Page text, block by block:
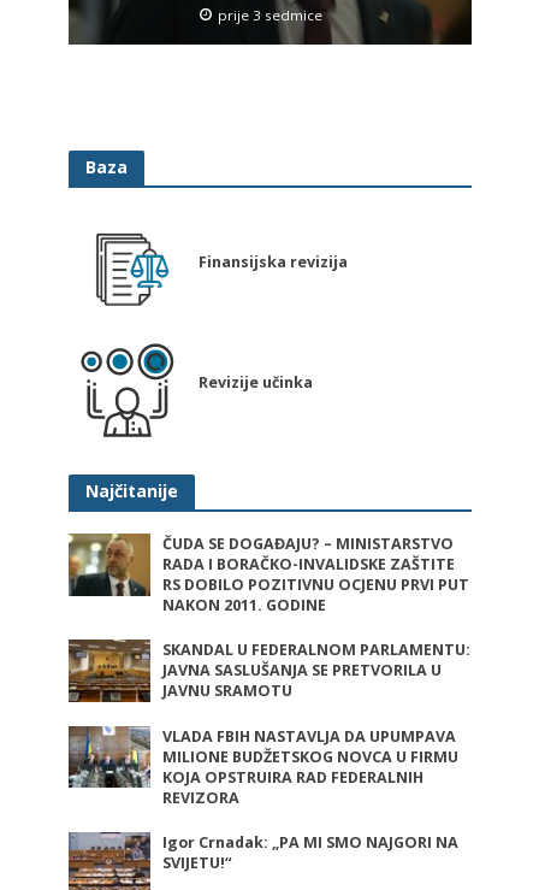
prije 3 sedmice
Baza
Finansijska revizija
Revizije učinka
Najčitanije
ČUDA SE DOGAĐAJU? – MINISTARSTVO
RADA I BORAČKO-INVALIDSKE ZAŠTITE
RS DOBILO POZITIVNU OCJENU PRVI PUT
NAKON 2011. GODINE
SKANDAL U FEDERALNOM PARLAMENTU:
JAVNA SASLUŠANJA SE PRETVORILA U
JAVNU SRAMOTU
VLADA FBIH NASTAVLJA DA UPUMPAVA
MILIONE BUDŽETSKOG NOVCA U FIRMU
KOJA OPSTRUIRA RAD FEDERALNIH
REVIZORA
Igor Crnadak: „PA MI SMO NAJGORI NA
SVIJETU!“